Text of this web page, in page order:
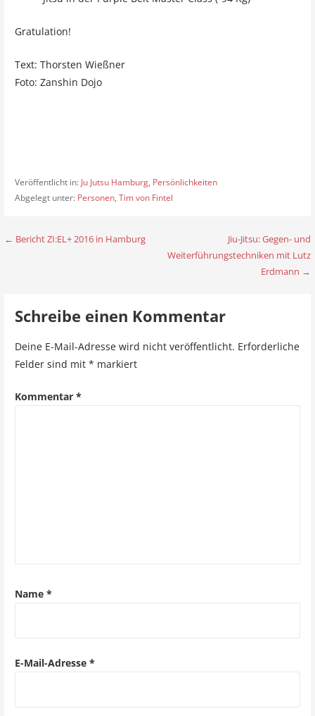
Gratulation!
Text: Thorsten Wießner
Foto: Zanshin Dojo
Veröffentlicht in: Ju Jutsu Hamburg, Persönlichkeiten
Abgelegt unter: Personen, Tim von Fintel
B
a
← Bericht ZI:EL+ 2016 in Hamburg
Jiu-Jitsu: Gegen- und
Weiterführungstechniken mit Lutz
Erdmann →
Schreibe einen Kommentar
Deine E-Mail-Adresse wird nicht veröffentlicht. Erforderliche
Felder sind mit * markiert
Kommentar *
Name *
E-Mail-Adresse *